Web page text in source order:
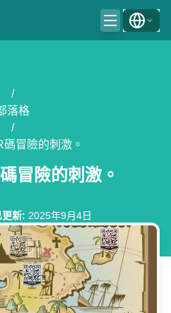
/
落格
/
冒險的刺激。
冒險的刺激。
更新: 2025年9月4日